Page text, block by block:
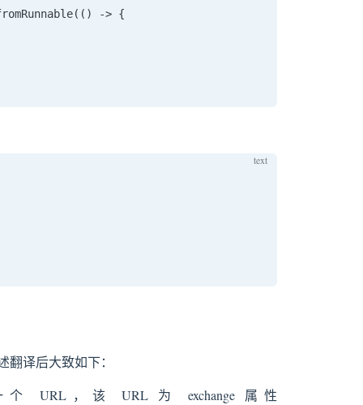
-> {
译后大致如下：
URL，该 URL 为 exchange 属性